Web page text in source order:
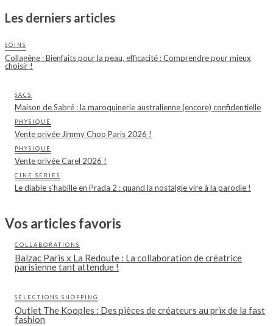
Les derniers articles
SOINS
Collagène : Bienfaits pour la peau, efficacité : Comprendre pour mieux
choisir !
SACS
Maison de Sabré : la maroquinerie australienne (encore) confidentielle
PHYSIQUE
Vente privée Jimmy Choo Paris 2026 !
PHYSIQUE
Vente privée Carel 2026 !
CINÉ SÉRIES
Le diable s’habille en Prada 2 : quand la nostalgie vire à la parodie !
Vos articles favoris
COLLABORATIONS
Balzac Paris x La Redoute : La collaboration de créatrice
parisienne tant attendue !
SÉLECTIONS SHOPPING
Outlet The Kooples : Des pièces de créateurs au prix de la fast
fashion